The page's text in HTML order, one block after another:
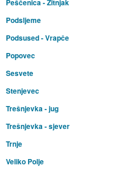
Peščenica - Žitnjak
Podsljeme
Podsused - Vrapče
Popovec
Sesvete
Stenjevec
Trešnjevka - jug
Trešnjevka - sjever
Trnje
Veliko Polje